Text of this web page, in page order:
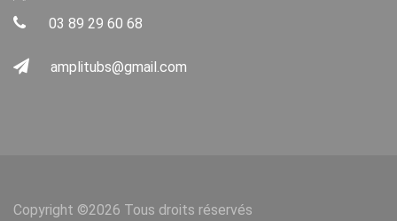
03 89 29 60 68
amplitubs@gmail.com
Copyright ©2026 Tous droits réservés